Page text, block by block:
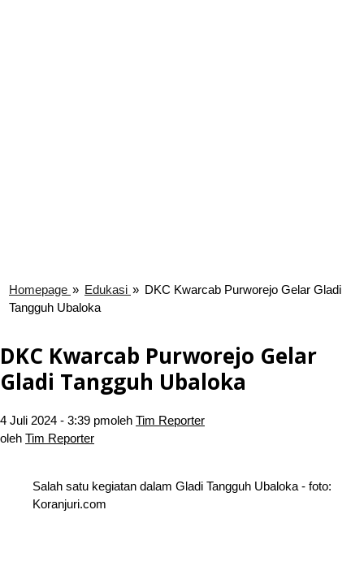
Homepage » Edukasi » DKC Kwarcab Purworejo Gelar Gladi
Tangguh Ubaloka
DKC Kwarcab Purworejo Gelar
Gladi Tangguh Ubaloka
4 Juli 2024 - 3:39 pmoleh Tim Reporter
oleh Tim Reporter
Salah satu kegiatan dalam Gladi Tangguh Ubaloka - foto:
Koranjuri.com